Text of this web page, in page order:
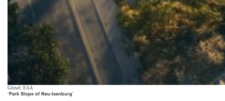
Görsel: EAA
‘Park Slope of Neu-Isenburg’